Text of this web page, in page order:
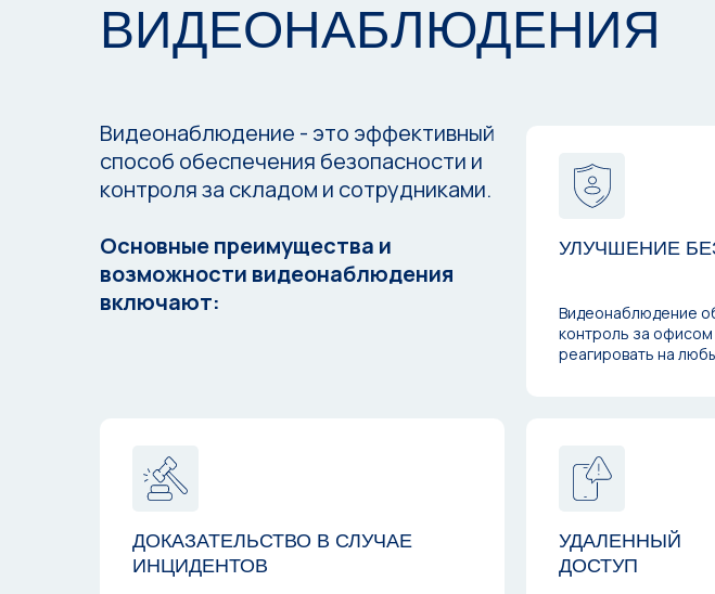
ВИДЕОНАБЛЮДЕНИЯ
Видеонаблюдение - это эффективный
способ обеспечения безопасности и
контроля за складом и сотрудниками.
Основные преимущества и
возможности видеонаблюдения
включают:
УЛУЧШЕНИЕ
Видеонаблюдение
контроль за
реагировать на
ДОКАЗАТЕЛЬСТВО В СЛУЧАЕ
ИНЦИДЕНТОВ
УДАЛЕННЫЙ
ДОСТУП